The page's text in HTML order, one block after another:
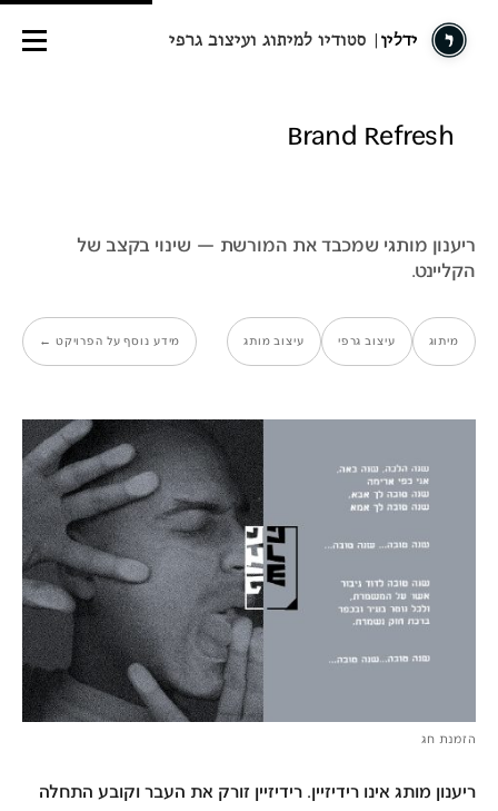
ידלין | סטודיו למיתוג ועיצוב גרפי
Brand Refresh
ריענון מותגי שמכבד את המורשת — שינוי בקצב של
הקליינט.
מיתוג עיצוב גרפי עיצוב מותג מידע נוסף על הפרויקט ←
הזמנת חג
ריענון מותג אינו רידיזיין. רידיזיין זורק את העבר וקובע התחלה